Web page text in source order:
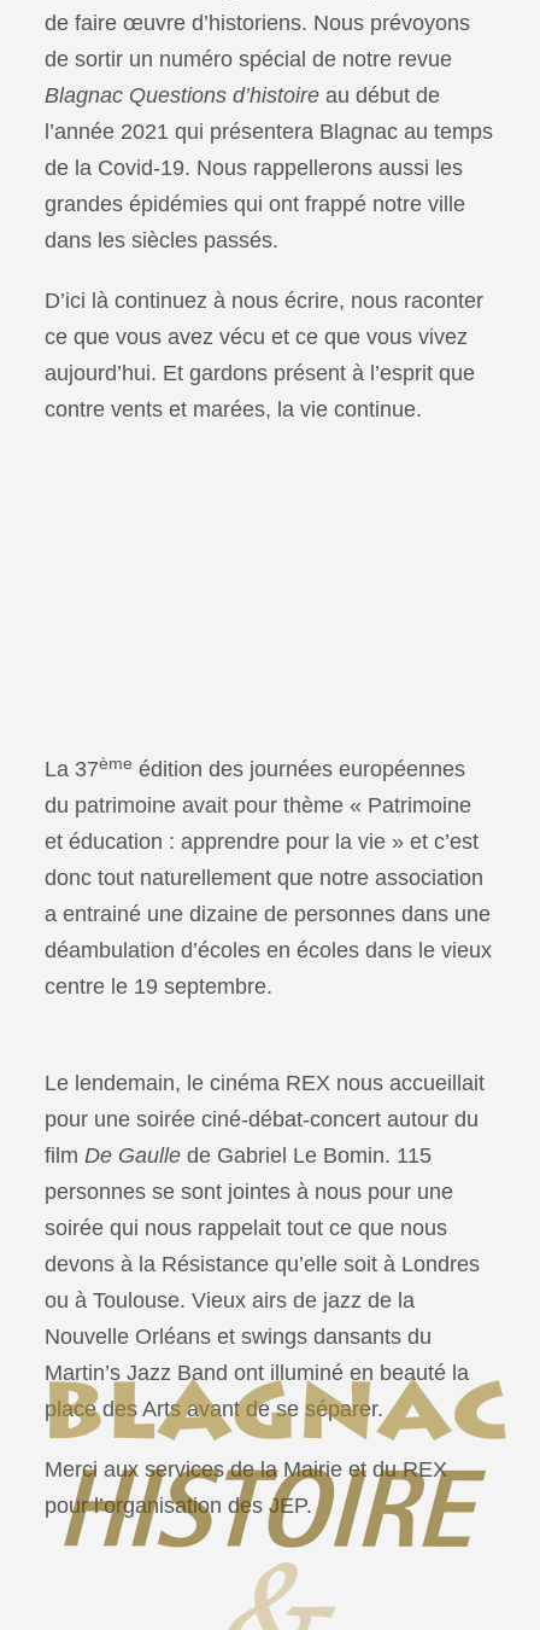
de faire œuvre d’historiens. Nous prévoyons
de sortir un numéro spécial de notre revue
Blagnac Questions d’histoire au début de
l’année 2021 qui présentera Blagnac au temps
de la Covid-19. Nous rappellerons aussi les
grandes épidémies qui ont frappé notre ville
dans les siècles passés.
D’ici là continuez à nous écrire, nous raconter
ce que vous avez vécu et ce que vous vivez
aujourd’hui. Et gardons présent à l’esprit que
contre vents et marées, la vie continue.
La 37ème édition des journées européennes
du patrimoine avait pour thème « Patrimoine
et éducation : apprendre pour la vie » et c’est
donc tout naturellement que notre association
a entrainé une dizaine de personnes dans une
déambulation d’écoles en écoles dans le vieux
centre le 19 septembre.
Le lendemain, le cinéma REX nous accueillait
pour une soirée ciné-débat-concert autour du
filmDe Gaullede Gabriel Le Bomin. 115
personnes se sont jointes à nous pour une
soirée qui nous rappelait tout ce que nous
devons à la Résistance qu’elle soit à Londres
ou à Toulouse. Vieux airs de jazz de la
Nouvelle Orléans et swings dansants du
Martin’s Jazz Band ont illuminé en beauté la
place des Arts avant de se séparer.
Merci aux services de la Mairie et du REX
pour l’organisation des JEP.